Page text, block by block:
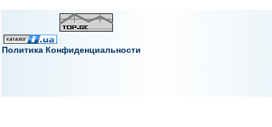
Политика Конфиденциальности